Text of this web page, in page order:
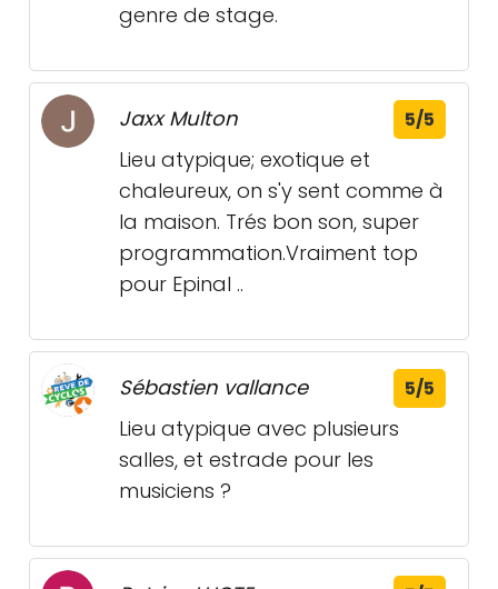
genre de stage.
Jaxx Multon 5/5
Lieu atypique; exotique et
chaleureux, on s'y sent comme à
la maison. Trés bon son, super
programmation.Vraiment top
pour Epinal ..
Sébastien vallance 5/5
Lieu atypique avec plusieurs
salles, et estrade pour les
musiciens ?